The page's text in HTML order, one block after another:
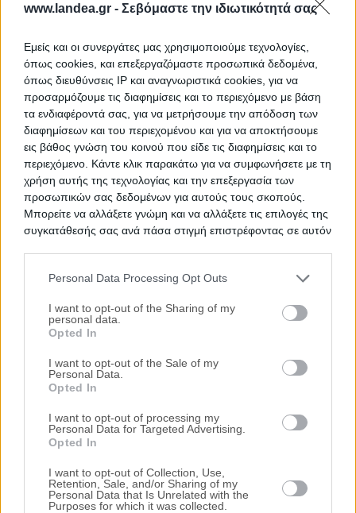
www.landea.gr - Σεβόμαστε την ιδιωτικότητά σας
Εμείς και οι συνεργάτες μας χρησιμοποιούμε τεχνολογίες,
όπως cookies, και επεξεργαζόμαστε προσωπικά δεδομένα,
όπως διευθύνσεις IP και αναγνωριστικά cookies, για να
προσαρμόζουμε τις διαφημίσεις και το περιεχόμενο με βάση
τα ενδιαφέροντά σας, για να μετρήσουμε την απόδοση των
διαφημίσεων και του περιεχομένου και για να αποκτήσουμε
εις βάθος γνώση του κοινού που είδε τις διαφημίσεις και το
περιεχόμενο. Κάντε κλικ παρακάτω για να συμφωνήσετε με τη
χρήση αυτής της τεχνολογίας και την επεξεργασία των
προσωπικών σας δεδομένων για αυτούς τους σκοπούς.
Μπορείτε να αλλάξετε γνώμη και να αλλάξετε τις επιλογές της
συγκατάθεσής σας ανά πάσα στιγμή επιστρέφοντας σε αυτόν
services and may gather and store information including but
not limited to your visit or usage behaviour. You may click to
grant or deny consent to Google and its third-party tags to
use your data for below specified purposes in below Google
consent section.
Personal Data Processing Opt Outs
I want to opt-out of the Sharing of my
personal data.
Opted In
I want to opt-out of the Sale of my
Personal Data.
Opted In
I want to opt-out of processing my
Personal Data for Targeted Advertising.
Opted In
I want to opt-out of Collection, Use,
Retention, Sale, and/or Sharing of my
Personal Data that Is Unrelated with the
Purposes for which it was collected.
Συντονισμός νομικών ενεργειών
Τεχνικός έλεγχος και εκτίμηση
εμπορικής αξίας ακινήτου
Θέλεις Τραπεζική Χρηματοδότηση;
Ζητήστε χρηματοδότηση για την απόκτηση του
συγκεκριμένου ακινήτου
Προτεινόμενα Ακίνητα
Λουκοπούλου 4 & Παγανέλη, Αθήνα (Κάτω
Πατήσια, Τρεις Γέφυρες), Νομός Αττικής
Πρώτη Προσφορά: 61.000€
Αναπήρων Πολέμου, Βύρωνας, Νομός
Αττικής
Διαμέρισμα 84 τ.μ.
Πρώτη Προσφορά: 70.000€